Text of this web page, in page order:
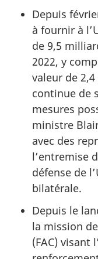
Depuis
à fournir à
de 9,5
2022, y
valeur de
continue de
mesures
ministre
avec des
l’entremise
défense de
bilatérale.
Depuis le
la mission
(FAC)